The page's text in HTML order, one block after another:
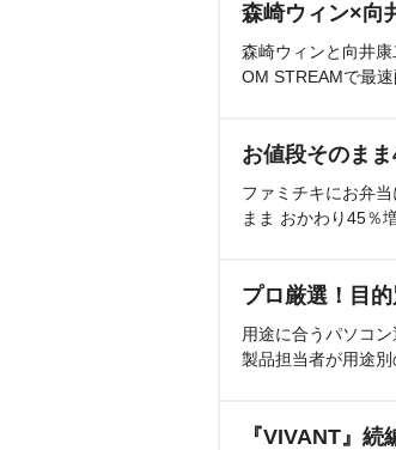
森崎ウィン×向
森崎ウィンと向井
OM STREAMで最
お値段そのま
ファミチキにお弁
まま おかわり45％
プロ厳選！目
用途に合うパソコ
製品担当者が用途別
『VIVANT』